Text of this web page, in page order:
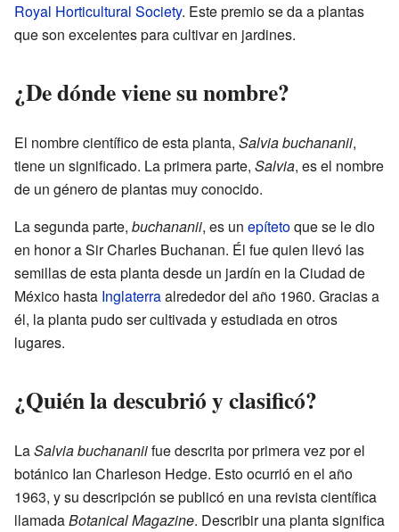
Royal Horticultural Society. Este premio se da a plantas
que son excelentes para cultivar en jardines.
¿De dónde viene su nombre?
El nombre científico de esta planta, Salvia buchananii,
tiene un significado. La primera parte, Salvia, es el nombre
de un género de plantas muy conocido.
La segunda parte, buchananii, es un epítetoque se le dio
en honor a Sir Charles Buchanan. Él fue quien llevó las
semillas de esta planta desde un jardín en la Ciudad de
México hasta Inglaterraalrededor del año 1960. Gracias a
él, la planta pudo ser cultivada y estudiada en otros
lugares.
¿Quién la descubrió y clasificó?
LaSalvia buchananiifue descrita por primera vez por el
botánico Ian Charleson Hedge. Esto ocurrió en el año
1963, y su descripción se publicó en una revista científica
llamadaBotanical Magazine. Describir una planta significa